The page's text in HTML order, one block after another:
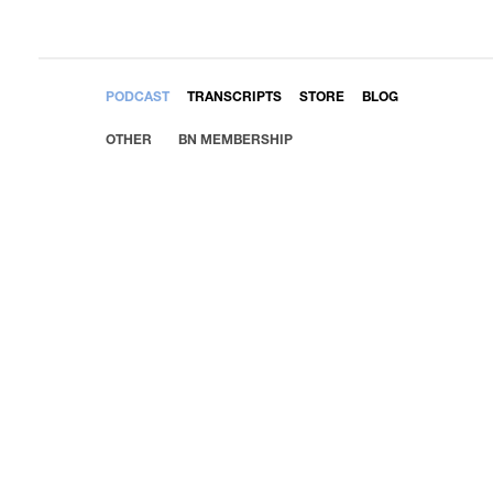
PODCAST TRANSCRIPTS STORE BLOG
OTHER BN MEMBERSHIP